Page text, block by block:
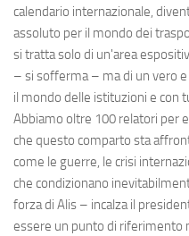
calendario internazionale,
assoluto per il mondo dei
si tratta solo di un'area
– si sofferma – ma di un vero
il mondo delle istituzioni e con
Abbiamo oltre 100 relatori per
che questo comparto sta
come le guerre, le crisi
che condizionano
forza di Alis – incalza il
essere un punto di riferimento